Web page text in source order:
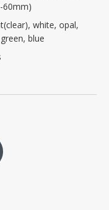
60mm)
white, opal,
blue